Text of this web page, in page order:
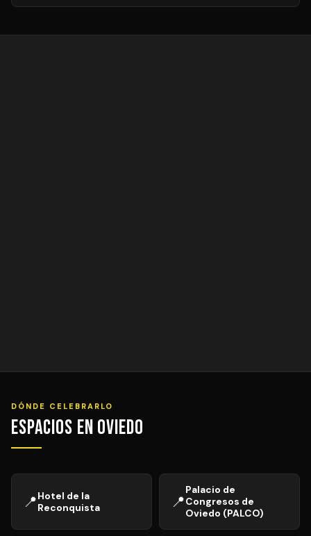
DÓNDE CELEBRARLO
Espacios en Oviedo
📍Hotel de la
Reconquista
📍
Palacio de
Congresos de
Oviedo (PALCO)